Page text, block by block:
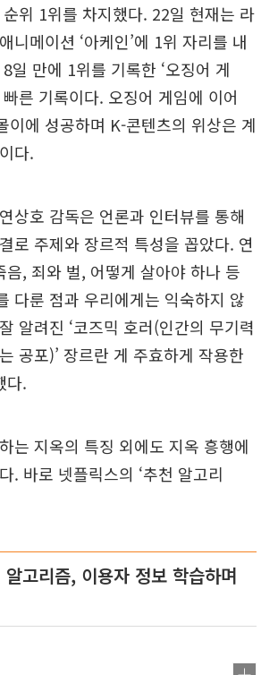
위 1위를 차지했다. 22일 현재는 라
니메이션 ‘아케인’에 1위 자리를 내
일 만에 1위를 기록한 ‘오징어 게
른 기록이다. 오징어 게임에 이어
이에 성공하며 K-콘텐츠의 위상은 계
다.
상호 감독은 언론과 인터뷰를 통해
로 주제와 장르적 특성을 꼽았다. 연
음, 죄와 벌, 어떻게 살아야 하나 등
다룬 점과 우리에게는 익숙하지 않
알려진 ‘코즈믹 호러(인간의 무기력
공포)’ 장르란 게 주효하게 작용한
다.
는 지옥의 특징 외에도 지옥 흥행에
. 바로 넷플릭스의 ‘추천 알고리
고리즘, 이용자 정보 학습하며